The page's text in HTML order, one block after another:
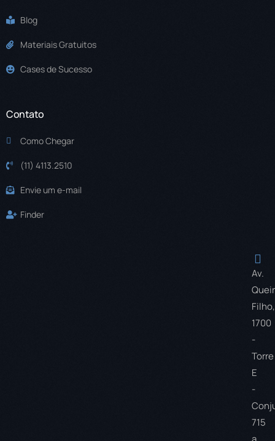
Blog
Materiais Gratuitos
Cases de Sucesso
Contato
Como Chegar
(11) 4113.2510
Envie um e-mail
Finder
Av.
Filho,
1700
-
Torre
E
-
715